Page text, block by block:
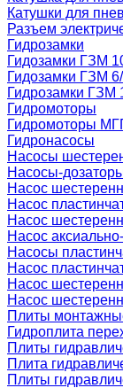
Катушки для
Разъем
Гидрозамки
Гидозамки ГЗМ
Гидозамки ГЗМ
Гидрозамки ГЗМ
Гидромоторы
Гидромоторы
Гидронасосы
Насосы
Насосы-
Насос
Насос
Насос
Насос
Насосы
Насос
Насос
Насос
Плиты
Гидроплита
Плиты
Плита
Плиты